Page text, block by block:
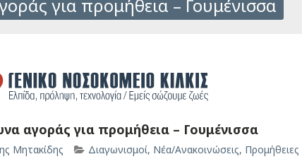
για προμήθεια – Γουμένισσα
αγοράς για προμήθεια – Γουμένισσα
Μητακίδης Διαγωνισμοί, Νέα/Ανακοινώσεις, Προμήθειες